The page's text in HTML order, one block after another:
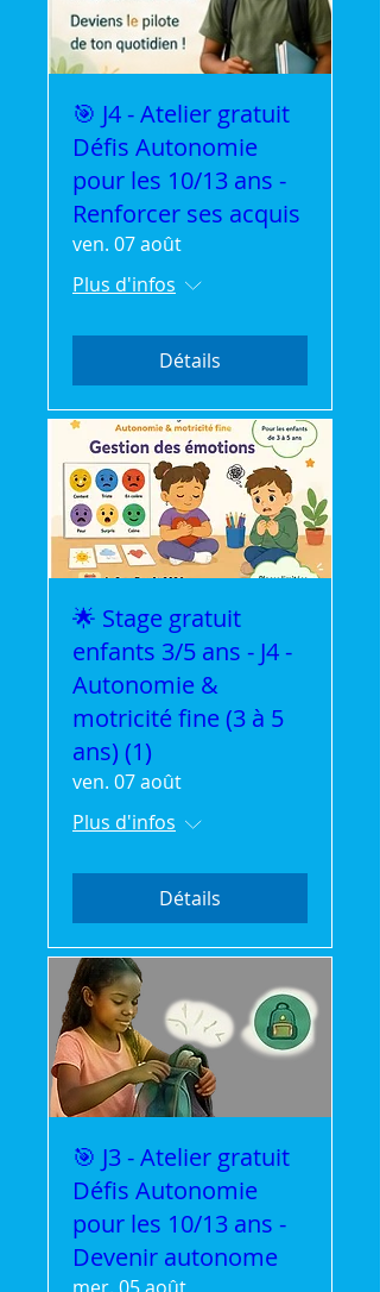
🎯 J4 - Atelier gratuit
Défis Autonomie
pour les 10/13 ans -
Renforcer ses acquis
ven. 07 août
Plus d'infos
Détails
🌟 Stage gratuit
enfants 3/5 ans - J4 -
Autonomie &
motricité fine (3 à 5
ans) (1)
ven. 07 août
Plus d'infos
Détails
🎯 J3 - Atelier gratuit
Défis Autonomie
pour les 10/13 ans -
Devenir autonome